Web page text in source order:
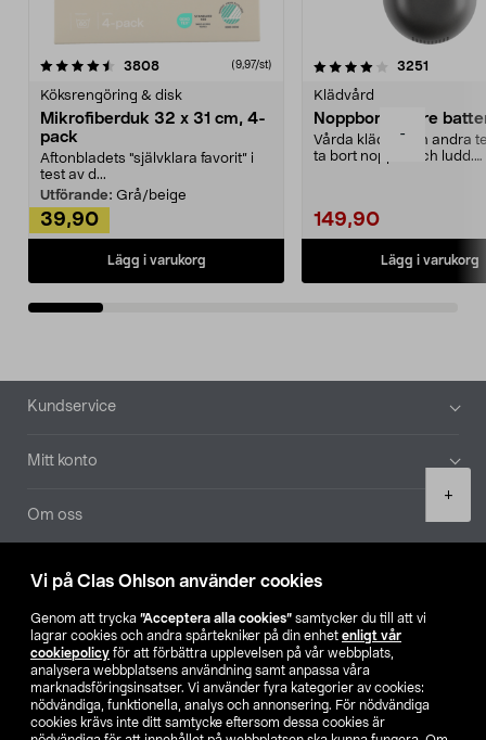
Vi på Clas Ohlson använder cookies
Genom att trycka ”Acceptera alla cookies” samtycker du till att vi
lagrar cookies och andra spårtekniker på din enhet enligt vår
cookiepolicy för att förbättra upplevelsen på vår webbplats,
analysera webbplatsens användning samt anpassa våra
marknadsföringsinsatser. Vi använder fyra kategorier av cookies:
nödvändiga, funktionella, analys och annonsering. För nödvändiga
cookies krävs inte ditt samtycke eftersom dessa cookies är
-
+
3808recensioner (9,97/st)
Köksrengöring & disk
Mikrofiberduk 32 x 31 cm, 4-
pack
Aftonbladets "självklara favorit” i
test av d...
Utförande: Grå/beige
39,90
Lägg i varukorg
4.0av 5 stjärnor 3251
Klädvård
Noppborttagare
Vårda kläder och andra
ta bort noppor och ludd.
149,90
Lägg i varukorg
4.5av 5 stjärnor
Sidfot
Kundservice
Mitt konto
Om oss
Aktuellt
Våra bolag
Hitta butik
SE NO FI